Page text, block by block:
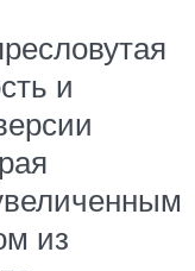
и
из